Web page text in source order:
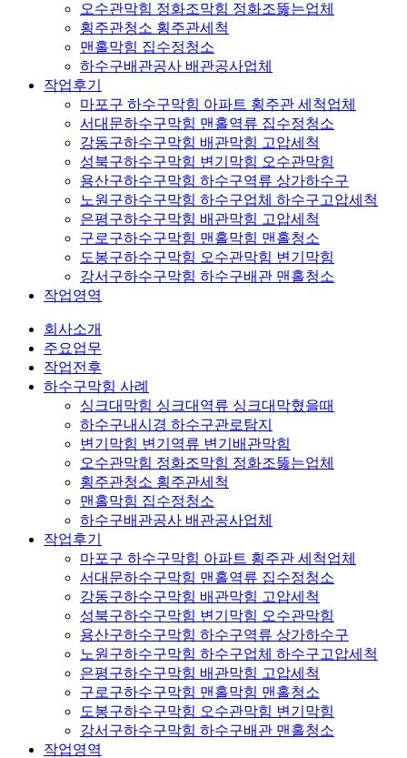
오수관막힘 정화조막힘 정화조뚫는업체
횡주관청소 횡주관세척
맨홀막힘 집수정청소
하수구배관공사 배관공사업체
작업후기
마포구 하수구막힘 아파트 횡주관 세척업체
서대문하수구막힘 맨홀역류 집수정청소
강동구하수구막힘 배관막힘 고압세척
성북구하수구막힘 변기막힘 오수관막힘
용산구하수구막힘 하수구역류 상가하수구
노원구하수구막힘 하수구업체 하수구고압세척
은평구하수구막힘 배관막힘 고압세척
구로구하수구막힘 맨홀막힘 맨홀청소
도봉구하수구막힘 오수관막힘 변기막힘
강서구하수구막힘 하수구배관 맨홀청소
작업영역
회사소개
주요업무
작업전후
하수구막힘 사례
싱크대막힘 싱크대역류 싱크대막혔을때
하수구내시경 하수구관로탐지
변기막힘 변기역류 변기배관막힘
오수관막힘 정화조막힘 정화조뚫는업체
횡주관청소 횡주관세척
맨홀막힘 집수정청소
하수구배관공사 배관공사업체
작업후기
마포구 하수구막힘 아파트 횡주관 세척업체
서대문하수구막힘 맨홀역류 집수정청소
강동구하수구막힘 배관막힘 고압세척
성북구하수구막힘 변기막힘 오수관막힘
용산구하수구막힘 하수구역류 상가하수구
노원구하수구막힘 하수구업체 하수구고압세척
은평구하수구막힘 배관막힘 고압세척
구로구하수구막힘 맨홀막힘 맨홀청소
도봉구하수구막힘 오수관막힘 변기막힘
강서구하수구막힘 하수구배관 맨홀청소
작업영역